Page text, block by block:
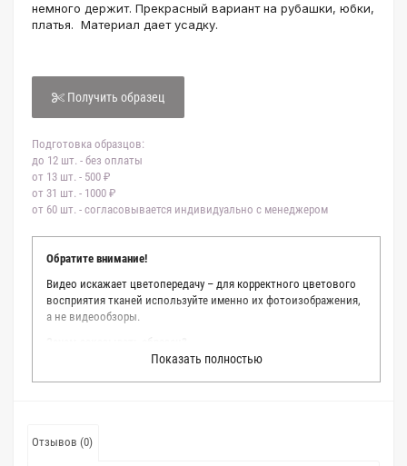
немного держит. Прекрасный вариант на рубашки, юбки,
платья. Материал дает усадку.
Получить образец
Подготовка образцов:
до 12 шт. - без оплаты
от 13 шт. - 500 ₽
от 31 шт. - 1000 ₽
от 60 шт. - согласовывается индивидуально с менеджером
Обратите внимание!
Видео искажает цветопередачу – для корректного цветового
восприятия тканей используйте именно их фотоизображения,
а не видеообзоры.
Мы делаем все возможное, чтобы точно описать цвет каждой
ткани из нашего каталога. Мы осматриваем и фотографируем
точное соответствие цветов из-за одного простого факта:
Показать полностью
Отзывов (0)